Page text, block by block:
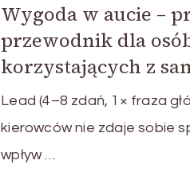
Wygoda w aucie –
przewodnik dla
korzystających z
Lead (4–8 zdań, 1× fraza
kierowców nie zdaje sobie
wpływ …